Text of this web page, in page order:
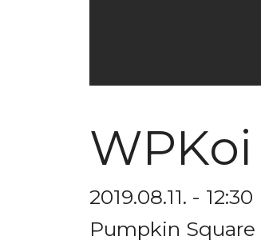
2019.08.11. - 12:30
Pumpkin Square